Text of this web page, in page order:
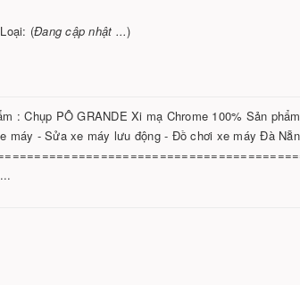
Loại: (Đang cập nhật ...)
: Chụp PÔ GRANDE Xi mạ Chrome 100% Sản
máy - Sửa xe máy lưu động - Đồ chơi xe máy Đà